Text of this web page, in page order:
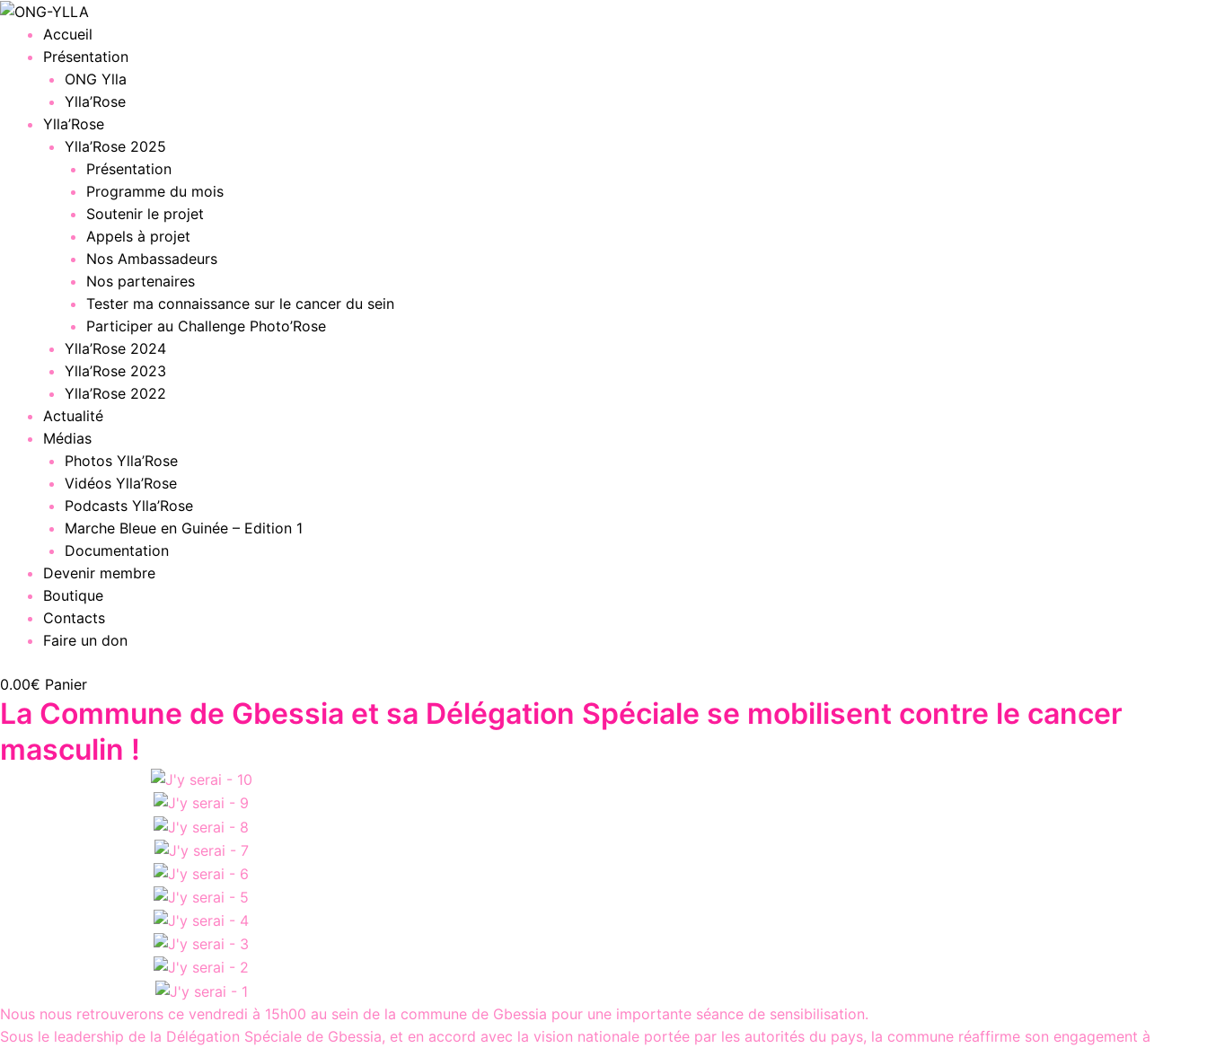
Menu Accueil
Présentation
ONG Ylla
Ylla’Rose
Ylla’Rose
Ylla’Rose 2025
Présentation
Programme du mois
Soutenir le projet
Appels à projet
Nos Ambassadeurs
Nos partenaires
Tester ma connaissance sur le cancer du sein
Participer au Challenge Photo’Rose
Ylla’Rose 2024
Ylla’Rose 2023
Ylla’Rose 2022
Actualité
Médias
Photos Ylla’Rose
Vidéos Ylla’Rose
Podcasts Ylla’Rose
Marche Bleue en Guinée – Edition 1
Documentation
Devenir membre
Boutique
Contacts
Faire un don
0.00€ Panier
La Commune de Gbessia et sa Délégation Spéciale se mobilisent contre le cancer
masculin !
Nous nous retrouverons ce vendredi à 15h00 au sein de la commune de Gbessia pour une importante séance de sensibilisation.
Sous le leadership de la Délégation Spéciale de Gbessia, et en accord avec la vision nationale portée par les autorités du pays, la commune réaffirme son engagement à